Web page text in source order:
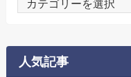
テ
ー
人気記事